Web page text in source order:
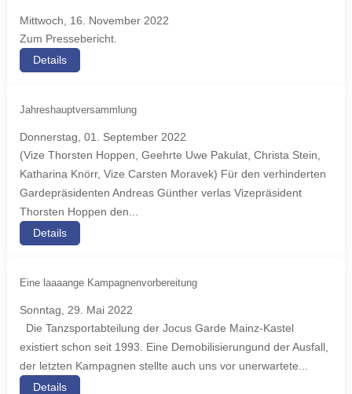
Mittwoch, 16. November 2022
Zum Pressebericht.
Details
Jahreshauptversammlung
Donnerstag, 01. September 2022
(Vize Thorsten Hoppen, Geehrte Uwe Pakulat, Christa Stein,
Katharina Knörr, Vize Carsten Moravek) Für den verhinderten
Gardepräsidenten Andreas Günther verlas Vizepräsident
Thorsten Hoppen den...
Details
Eine laaaange Kampagnenvorbereitung
Sonntag, 29. Mai 2022
Die Tanzsportabteilung der Jocus Garde Mainz-Kastel
existiert schon seit 1993. Eine Demobilisierungund der Ausfall,
der letzten Kampagnen stellte auch uns vor unerwartete...
Details